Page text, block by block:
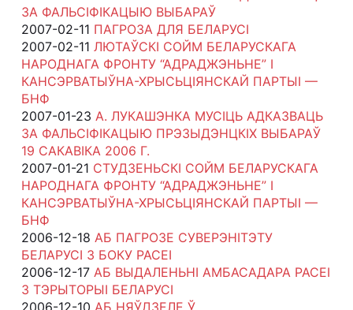
ЗА ФАЛЬСІФІКАЦЫЮ ВЫБАРАЎ
2007-02-11 ПАГРОЗА ДЛЯ БЕЛАРУСІ
2007-02-11 ЛЮТАЎСКІ СОЙМ БЕЛАРУСКАГА
НАРОДНАГА ФРОНТУ “АДРАДЖЭНЬНЕ” І
КАНСЭРВАТЫЎНА-ХРЫСЬЦІЯНСКАЙ ПАРТЫІ —
БНФ
2007-01-23 А. ЛУКАШЭНКА МУСІЦЬ АДКАЗВАЦЬ
ЗА ФАЛЬСІФІКАЦЫЮ ПРЭЗЫДЭНЦКІХ ВЫБАРАЎ
19 САКАВІКА 2006 Г.
2007-01-21 СТУДЗЕНЬСКІ СОЙМ БЕЛАРУСКАГА
НАРОДНАГА ФРОНТУ “АДРАДЖЭНЬНЕ” І
КАНСЭРВАТЫЎНА-ХРЫСЬЦІЯНСКАЙ ПАРТЫІ —
БНФ
2006-12-18 АБ ПАГРОЗЕ СУВЕРЭНІТЭТУ
БЕЛАРУСІ З БОКУ РАСЕІ
2006-12-17 АБ ВЫДАЛЕНЬНІ АМБАСАДАРА РАСЕІ
З ТЭРЫТОРЫІ БЕЛАРУСІ
2006-12-10 АБ НЯЎДЗЕЛЕ Ў